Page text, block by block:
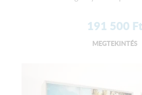
191 500 Ft
MEGTEKINTÉS